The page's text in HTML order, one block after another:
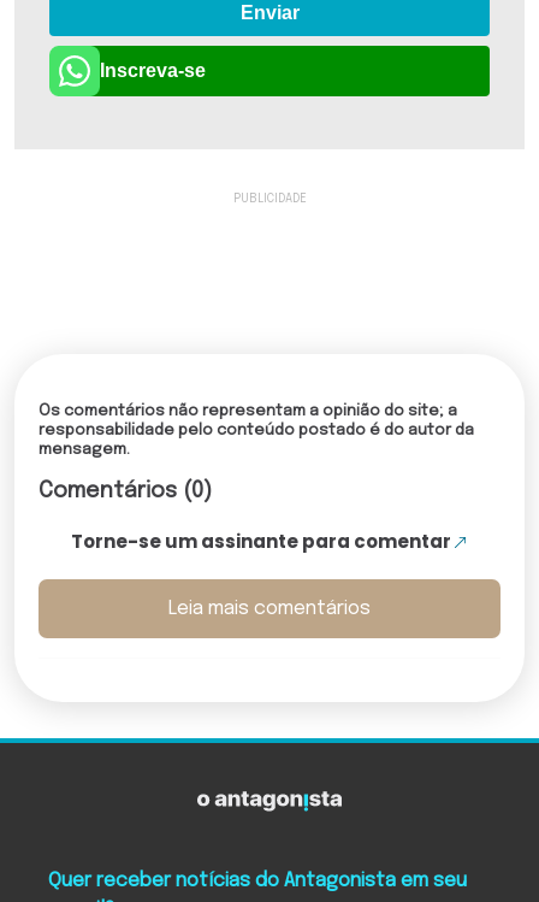
Enviar
Inscreva-se
Os comentários não representam a opinião do site; a
responsabilidade pelo conteúdo postado é do autor da
mensagem.
Comentários (0)
Torne-se um assinante para comentar
Leia mais comentários
Quer receber notícias do Antagonista em seu